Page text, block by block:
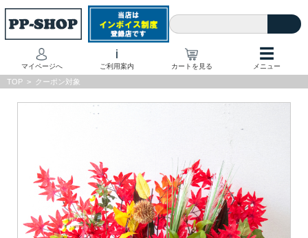
マイページへ
i
ご利用案内 カートを見る
☰
メニュー
TOP > クーポン対象